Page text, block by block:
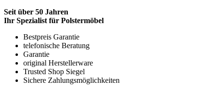
Seit über 50 Jahren
Ihr Spezialist für Polstermöbel
Bestpreis Garantie
telefonische Beratung
Garantie
original Herstellerware
Trusted Shop Siegel
Sichere Zahlungsmöglichkeiten